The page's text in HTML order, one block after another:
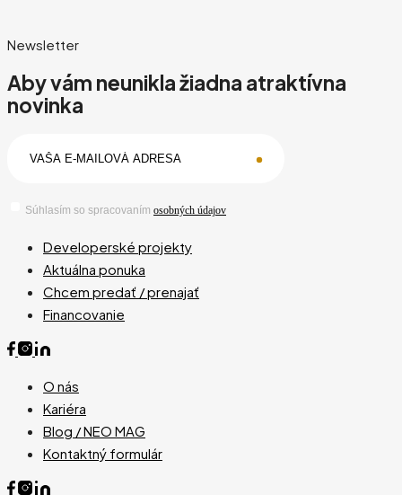
Newsletter
Aby vám neunikla žiadna atraktívna
novinka
Súhlasím so spracovaním osobných údajov
Developerské projekty
Aktuálna ponuka
Chcem predať / prenajať
Financovanie
O nás
Kariéra
Blog / NEO MAG
Kontaktný formulár